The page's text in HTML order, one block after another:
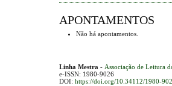
APONTAMENTOS
Não há apontamentos.
Linha Mestra - Associação de Leitura
e-ISSN: 1980-9026
DOI: https://doi.org/10.34112/1980-